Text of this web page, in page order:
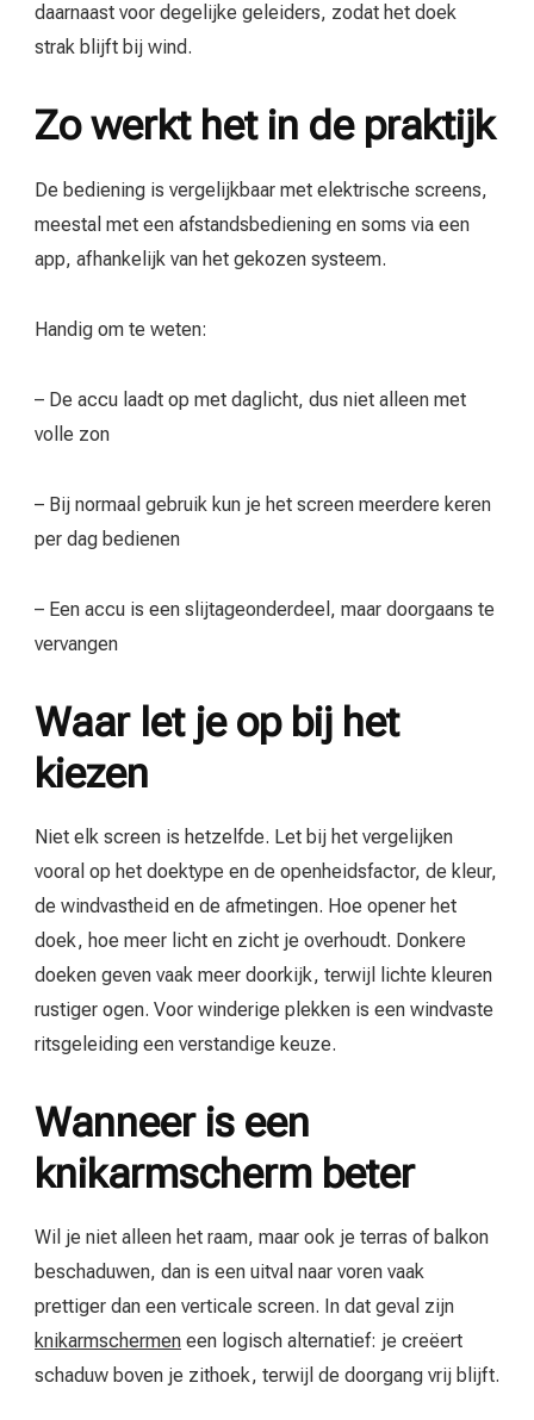
daarnaast voor degelijke geleiders, zodat het doek
strak blijft bij wind.
Zo werkt het in de praktijk
De bediening is vergelijkbaar met elektrische screens,
meestal met een afstandsbediening en soms via een
app, afhankelijk van het gekozen systeem.
Handig om te weten:
– De accu laadt op met daglicht, dus niet alleen met
volle zon
– Bij normaal gebruik kun je het screen meerdere keren
per dag bedienen
– Een accu is een slijtageonderdeel, maar doorgaans te
vervangen
Waar let je op bij het
kiezen
Niet elk screen is hetzelfde. Let bij het vergelijken
vooral op het doektype en de openheidsfactor, de kleur,
de windvastheid en de afmetingen. Hoe opener het
doek, hoe meer licht en zicht je overhoudt. Donkere
doeken geven vaak meer doorkijk, terwijl lichte kleuren
rustiger ogen. Voor winderige plekken is een windvaste
ritsgeleiding een verstandige keuze.
Wanneer is een
knikarmscherm beter
Wil je niet alleen het raam, maar ook je terras of balkon
beschaduwen, dan is een uitval naar voren vaak
prettiger dan een verticale screen. In dat geval zijn
knikarmschermen een logisch alternatief: je creëert
schaduw boven je zithoek, terwijl de doorgang vrij blijft.